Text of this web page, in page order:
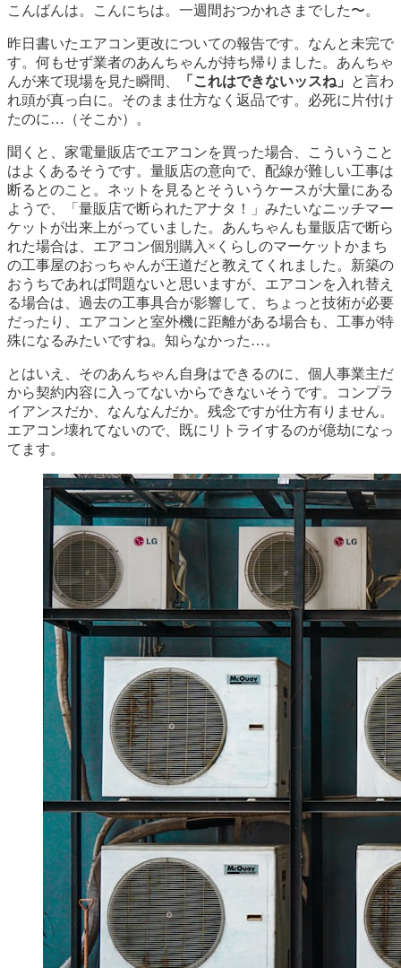
こんばんは。こんにちは。一週間おつかれさまでした〜。
昨日書いたエアコン更改についての報告です。なんと未完で
す。何もせず業者のあんちゃんが持ち帰りました。あんちゃ
んが来て現場を見た瞬間、
「これはできないッスね」
と言わ
れ頭が真っ白に。そのまま仕方なく返品です。必死に片付け
たのに…（そこか）。
聞くと、家電量販店でエアコンを買った場合、こういうこと
はよくあるそうです。量販店の意向で、配線が難しい工事は
断るとのこと。ネットを見るとそういうケースが大量にある
ようで、「量販店で断られたアナタ！」みたいなニッチマー
ケットが出来上がっていました。あんちゃんも量販店で断ら
れた場合は、エアコン個別購入×くらしのマーケットかまち
の工事屋のおっちゃんが王道だと教えてくれました。新築の
おうちであれば問題ないと思いますが、エアコンを入れ替え
る場合は、過去の工事具合が影響して、ちょっと技術が必要
だったり、エアコンと室外機に距離がある場合も、工事が特
殊になるみたいですね。知らなかった…。
とはいえ、そのあんちゃん自身はできるのに、個人事業主だ
から契約内容に入ってないからできないそうです。コンプラ
イアンスだか、なんなんだか。残念ですが仕方有りません。
エアコン壊れてないので、既にリトライするのが億劫になっ
てます。